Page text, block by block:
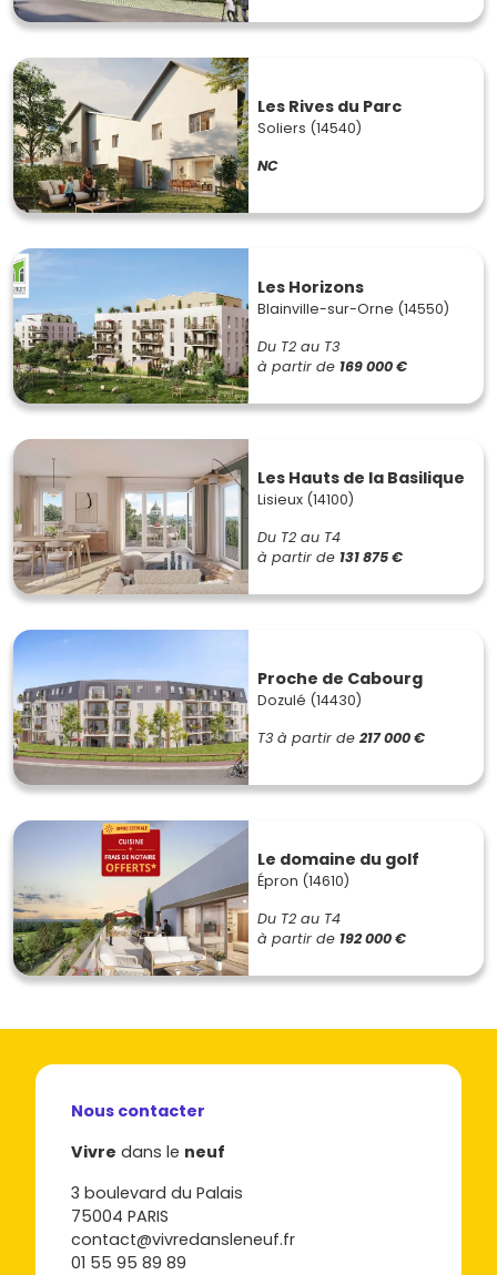
Les Rives du Parc
Soliers (14540)
NC
Les Horizons
Blainville-sur-Orne (14550)
Du T2 au T3
à partir de 169 000 €
Les Hauts de la Basilique
Lisieux (14100)
Du T2 au T4
à partir de 131 875 €
Proche de Cabourg
Dozulé (14430)
T3 à partir de 217 000 €
Le domaine du golf
Épron (14610)
Du T2 au T4
à partir de 192 000 €
Nous contacter
Vivre dans le neuf
3 boulevard du Palais
75004 PARIS
contact@vivredansleneuf.fr
01 55 95 89 89